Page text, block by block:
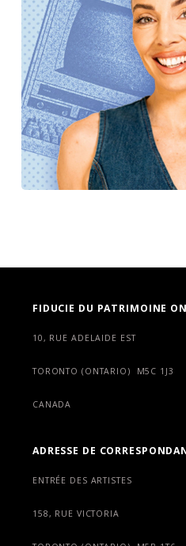
FIDUCIE DU PATRIMOINE
10, RUE ADELAIDE EST
TORONTO (ONTARIO) M5C 1J3
CANADA
ADRESSE DE
ENTRÉE DES ARTISTES
158, RUE VICTORIA